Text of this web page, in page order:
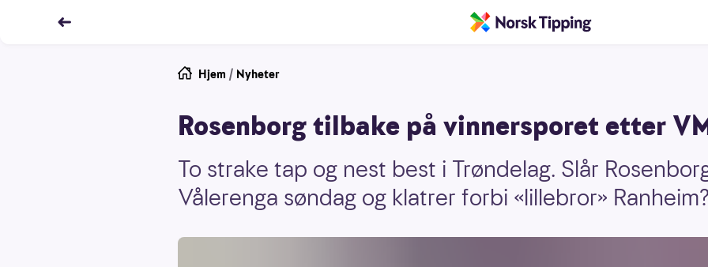
Hjem / Nyheter
Rosenborg tilbake på vinnersporet etter
To strake tap og nest best i Trøndelag. Slår
Vålerenga søndag og klatrer forbi «lillebror» Ranheim?